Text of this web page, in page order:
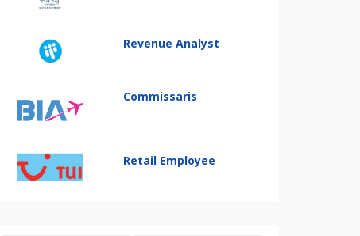
Revenue Analyst
Commissaris
Retail Employee